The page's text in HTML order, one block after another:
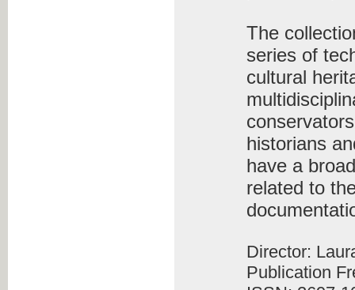
The
series of
cultural
historians
have a
related to
Director:
Publication